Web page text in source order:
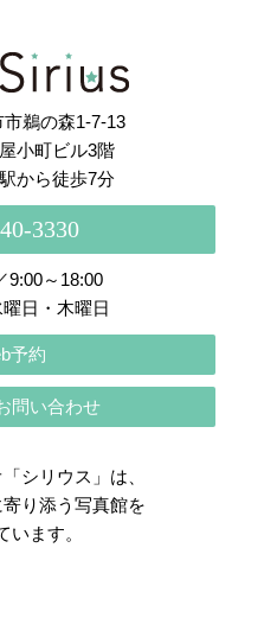
Instagram でフォロー
鵜の森1-7-13
小町ビル3階
から徒歩7分
3330
9:00～18:00
日・木曜日
予約
問い合わせ
シリウス」は、
り添う写真館を
います。